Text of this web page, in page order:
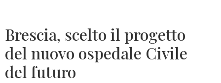
Brescia, scelto il progetto
del nuovo ospedale Civile
del futuro